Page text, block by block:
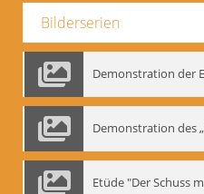
Bilderserien